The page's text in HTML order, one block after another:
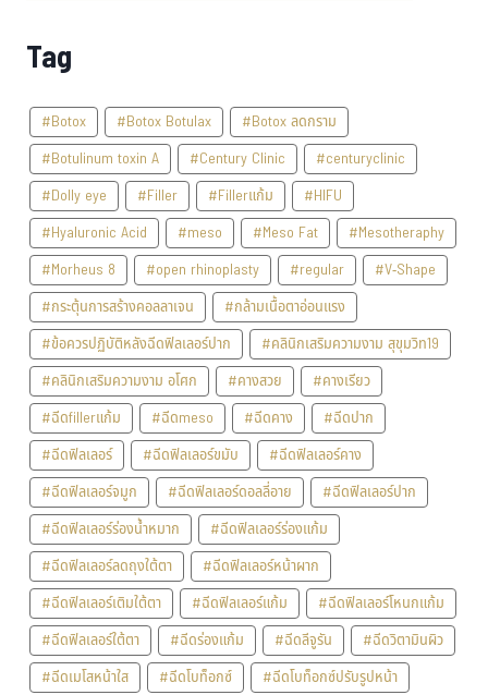
Tag
#Botox #Botox Botulax
#Botox ลดกราม
#Botulinum toxin A
#Century Clinic
#centuryclinic
#Dolly eye
#Filler #Fillerแก้ม
#HIFU
#Hyaluronic Acid
#meso #Meso Fat
#Mesotheraphy
#Morheus 8
#open rhinoplasty #regular
#V-Shape
#กระตุ้นการสร้างคอลลาเจน
#กล้ามเนื้อตาอ่อนแรง
#ข้อควรปฏิบัติหลังฉีดฟิลเลอร์ปาก
#คลินิกเสริมความงาม สุขุมวิท19
#คลินิกเสริมความงาม อโศก
#คางสวย
#คางเรียว
#ฉีดfillerแก้ม
#ฉีดmeso #ฉีดคาง
#ฉีดปาก
#ฉีดฟิลเลอร์
#ฉีดฟิลเลอร์ขมับ
#ฉีดฟิลเลอร์คาง
#ฉีดฟิลเลอร์จมูก
#ฉีดฟิลเลอร์ดอลลี่อาย
#ฉีดฟิลเลอร์ปาก
#ฉีดฟิลเลอร์ร่องน้ำหมาก
#ฉีดฟิลเลอร์ร่องแก้ม
#ฉีดฟิลเลอร์ลดถุงใต้ตา
#ฉีดฟิลเลอร์หน้าผาก
#ฉีดฟิลเลอร์เติมใต้ตา
#ฉีดฟิลเลอร์แก้ม
#ฉีดฟิลเลอร์โหนกแก้ม
#ฉีดฟิลเลอร์ใต้ตา
#ฉีดร่องแก้ม #ฉีดลีจูรัน
#ฉีดวิตามินผิว
#ฉีดเมโสหน้าใส
#ฉีดโบท็อกซ์
#ฉีดโบท็อกซ์ปรับรูปหน้า